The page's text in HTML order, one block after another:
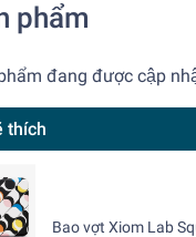
phẩm
đang được cập
thích
Bao vợt Xiom Lab